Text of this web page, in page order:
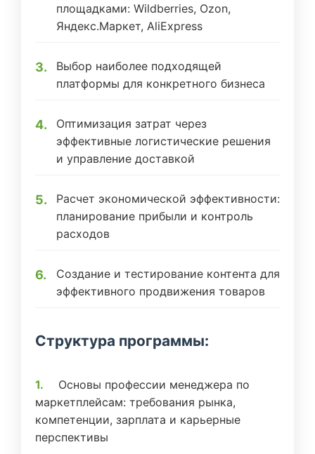
площадками: Wildberries, Ozon,
Яндекс.Маркет, AliExpress
Выбор наиболее подходящей
платформы для конкретного бизнеса
Оптимизация затрат через
эффективные логистические решения
и управление доставкой
Расчет экономической эффективности:
планирование прибыли и контроль
расходов
Создание и тестирование контента для
эффективного продвижения товаров
Структура программы:
Основы профессии менеджера по
маркетплейсам: требования рынка,
компетенции, зарплата и карьерные
перспективы